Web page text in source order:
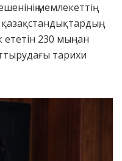
мемлекеттің
ететін 230 мыңнан
тарихи